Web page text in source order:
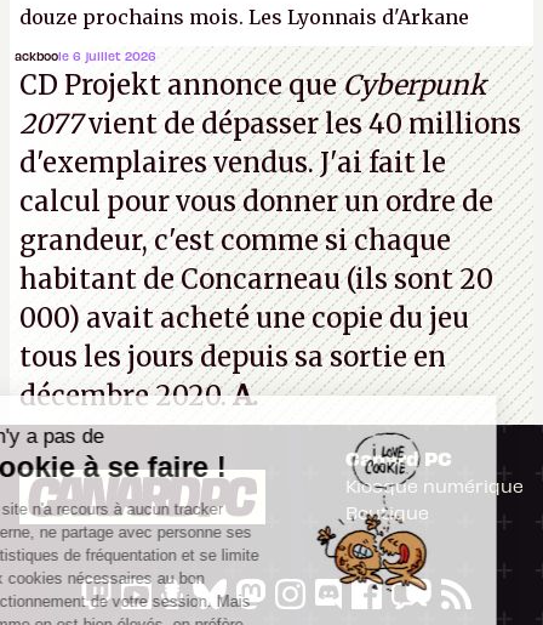
douze prochains mois. Les Lyonnais d'Arkane
(Dishonored, Deathloop) pourraient faire partie des
prochaines victimes, puisque Microsoft a confirmé
vouloir se séparer du studio.A.
ackboole 6 juillet 2026
CD Projekt annonce queCyberpunk
2077vient de dépasser les 40 millions
d'exemplaires vendus. J'ai fait le
calcul pour vous donner un ordre de
grandeur, c'est comme si chaque
habitant de Concarneau (ils sont 20
000) avait acheté une copie du jeu
tous les jours depuis sa sortie en
décembre 2020.A.
Canard PC
Kiosque numérique
Boutique
Il n'y a pas de
Cookie à se faire !
Ce site n'a recours à aucun tracker
externe, ne partage avec personne ses
statistiques de fréquentation et se limite
aux cookies nécessaires au bon
fonctionnement de votre session. Mais